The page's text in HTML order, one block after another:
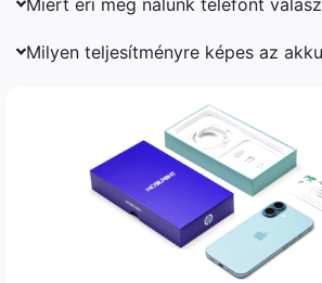
Milyen teljesítményre képes az